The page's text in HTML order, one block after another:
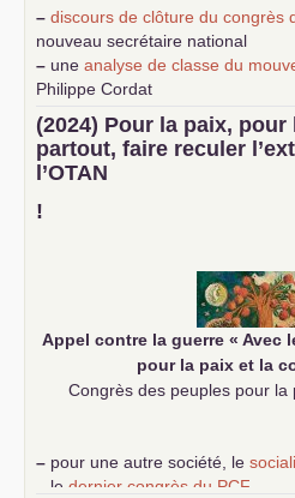
– discours de clôture du congrès
nouveau secrétaire national
– une analyse de classe du
Philippe Cordat
–
un texte de Jean-Claude
science sociale de notre temps
–un appel proposé aux partis
d’Europe
–
(2024) Pour la paix, pour
partout, faire reculer
l’OTAN
!
Appel contre la guerre « Avec
pour la paix et la
Congrès des peuples pour la
– pour une autre société, le
le dernier congrès du PCF